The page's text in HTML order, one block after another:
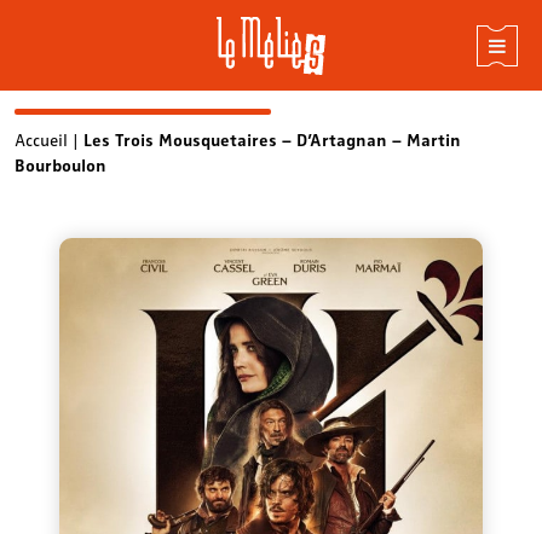
Skip
to
Accueil | Les Trois Mousquetaires – D’Artagnan – Martin
Bourboulon